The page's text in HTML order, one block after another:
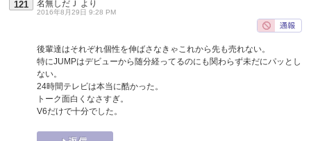
121 名無しだＪ より
2016年8月29日 9:28 PM
後輩達はそれぞれ個性を伸ばさなきゃこれから先も売れない。
特にJUMPはデビューから随分経ってるのにも関わらず未だにパッとし
ない。
24時間テレビは本当に酷かった。
トーク面白くなさすぎ。
V6だけで十分でした。